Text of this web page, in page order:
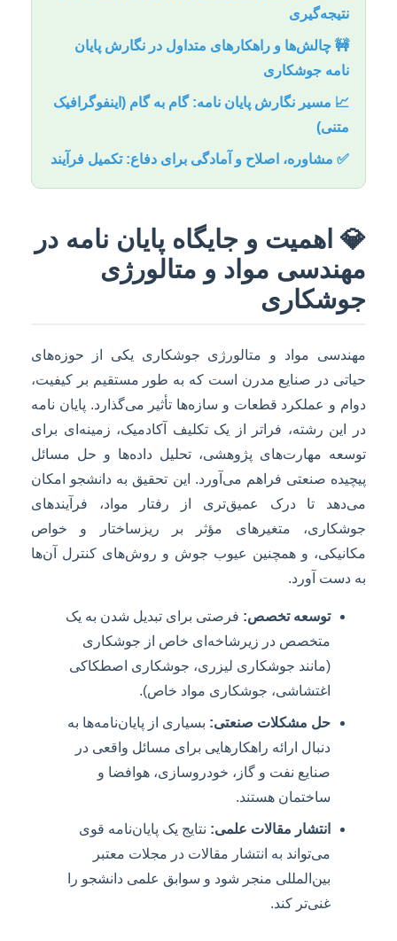
نتیجه‌گیری
🚧 چالش‌ها و راهکارهای متداول در نگارش پایان
نامه جوشکاری
📈 مسیر نگارش پایان نامه: گام به گام (اینفوگرافیک
متنی)
✅ مشاوره، اصلاح و آمادگی برای دفاع: تکمیل فرآیند
💎 اهمیت و جایگاه پایان نامه در
مهندسی مواد و متالورژی
جوشکاری
مهندسی مواد و متالورژی جوشکاری یکی از حوزه‌های
حیاتی در صنایع مدرن است که به طور مستقیم بر کیفیت،
دوام و عملکرد قطعات و سازه‌ها تأثیر می‌گذارد. پایان نامه
در این رشته، فراتر از یک تکلیف آکادمیک، زمینه‌ای برای
توسعه مهارت‌های پژوهشی، تحلیل داده‌ها و حل مسائل
پیچیده صنعتی فراهم می‌آورد. این تحقیق به دانشجو امکان
می‌دهد تا درک عمیق‌تری از رفتار مواد، فرآیندهای
جوشکاری، متغیرهای مؤثر بر ریزساختار و خواص
مکانیکی، و همچنین عیوب جوش و روش‌های کنترل آن‌ها
به دست آورد.
توسعه تخصص: فرصتی برای تبدیل شدن به یک
متخصص در زیرشاخه‌ای خاص از جوشکاری
(مانند جوشکاری لیزری، جوشکاری اصطکاکی
اغتشاشی، جوشکاری مواد خاص).
حل مشکلات صنعتی: بسیاری از پایان‌نامه‌ها به
دنبال ارائه راهکارهایی برای مسائل واقعی در
صنایع نفت و گاز، خودروسازی، هوافضا و
ساختمان هستند.
انتشار مقالات علمی: نتایج یک پایان‌نامه قوی
می‌تواند به انتشار مقالات در مجلات معتبر
بین‌المللی منجر شود و سوابق علمی دانشجو را
غنی‌تر کند.